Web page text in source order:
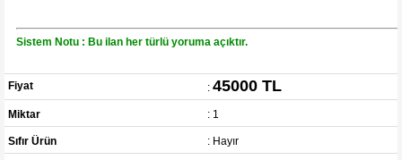
Sistem Notu : Bu ilan her türlü yoruma açıktır.
Fiyat : 45000 TL
Miktar : 1
Sıfır Ürün : Hayır